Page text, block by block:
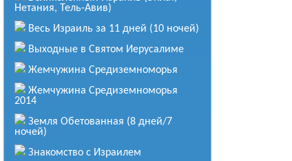
Крещение в Иерусалиме
Подробнее
Многоликий и неповторимый
Иерусалим (8 дней/7 ночей)
Подробнее
На Святой Земле (Иерусалим, Тель-
Нетания, Тель-Авив)
Весь Израиль за 11 дней (10 ночей)
Выходные в Святом Иерусалиме
Жемчужина Средиземноморья
Жемчужина Средиземноморья
2014
Земля Обетованная (8 дней/7
ночей)
Знакомство с Израилем